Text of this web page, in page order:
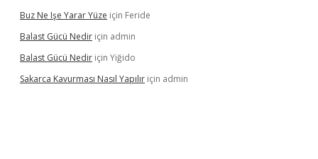
Buz Ne Işe Yarar Yüze için Feride
Balast Gücü Nedir için admin
Balast Gücü Nedir için Yiğido
Sakarca Kavurması Nasıl Yapılır için admin